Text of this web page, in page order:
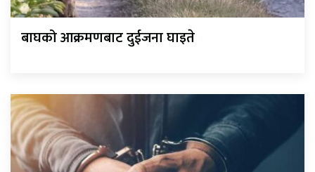
बाघको आक्रमणबाट दुईजना घाइते